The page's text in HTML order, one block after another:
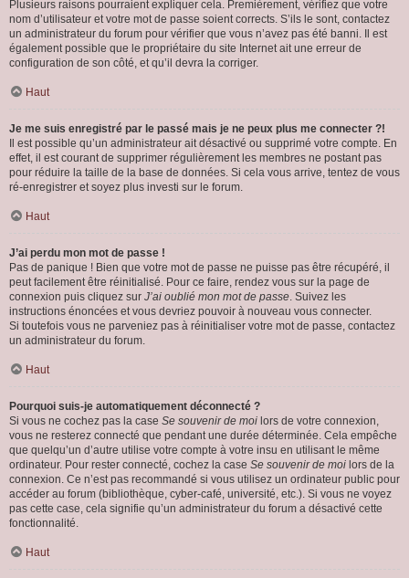
Plusieurs raisons pourraient expliquer cela. Premièrement, vérifiez que votre
nom d’utilisateur et votre mot de passe soient corrects. S’ils le sont, contactez
un administrateur du forum pour vérifier que vous n’avez pas été banni. Il est
également possible que le propriétaire du site Internet ait une erreur de
configuration de son côté, et qu’il devra la corriger.
Haut
Je me suis enregistré par le passé mais je ne peux plus me connecter ?!
Il est possible qu’un administrateur ait désactivé ou supprimé votre compte. En
effet, il est courant de supprimer régulièrement les membres ne postant pas
pour réduire la taille de la base de données. Si cela vous arrive, tentez de vous
ré-enregistrer et soyez plus investi sur le forum.
Haut
J’ai perdu mon mot de passe !
Pas de panique ! Bien que votre mot de passe ne puisse pas être récupéré, il
peut facilement être réinitialisé. Pour ce faire, rendez vous sur la page de
connexion puis cliquez sur J’ai oublié mon mot de passe. Suivez les
instructions énoncées et vous devriez pouvoir à nouveau vous connecter.
Si toutefois vous ne parveniez pas à réinitialiser votre mot de passe, contactez
un administrateur du forum.
Haut
Pourquoi suis-je automatiquement déconnecté ?
Si vous ne cochez pas la case Se souvenir de moi lors de votre connexion,
vous ne resterez connecté que pendant une durée déterminée. Cela empêche
que quelqu’un d’autre utilise votre compte à votre insu en utilisant le même
ordinateur. Pour rester connecté, cochez la case Se souvenir de moi lors de la
connexion. Ce n’est pas recommandé si vous utilisez un ordinateur public pour
accéder au forum (bibliothèque, cyber-café, université, etc.). Si vous ne voyez
pas cette case, cela signifie qu’un administrateur du forum a désactivé cette
fonctionnalité.
Haut